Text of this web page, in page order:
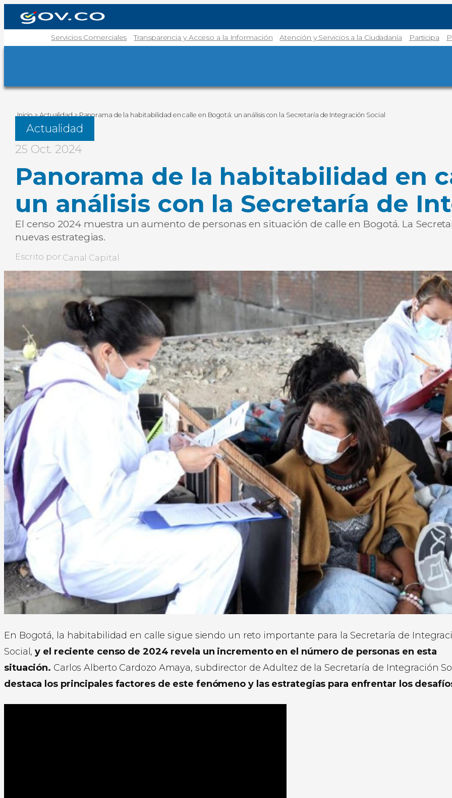
Servicios Comerciales Transparencia y Acceso a la Información Atención y Servicios a la Ciudadanía Participa
Inicio>Actualidad>Panorama de la habitabilidad en calle en Bogotá: un análisis con la Secretaría de Integración Social
Actualidad
25 Oct. 2024
Panorama de la habitabilidad en
un análisis con la Secretaría de
El censo 2024 muestra un aumento de personas en situación de calle en Bogotá. La
nuevas estrategias.
Escrito por:Canal Capital
En Bogotá, la habitabilidad en calle sigue siendo un reto importante para la Secretaría de
Social,y el reciente censo de 2024 revela un incremento en el número de personas en esta
situación. Carlos Alberto Cardozo Amaya, subdirector de Adultez de la Secretaría de Integración
destaca los principales factores de este fenómeno y las estrategias para enfrentar los